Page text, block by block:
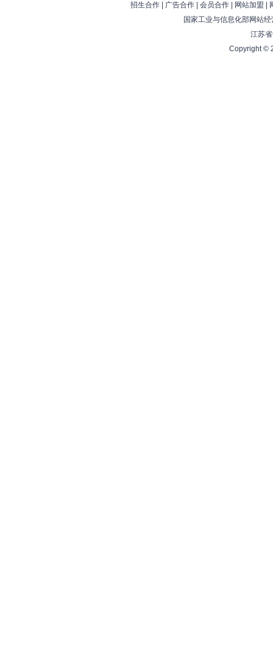
招生合作| 广告合作| 会员合作| 网站加盟
国家工业与信息化部网站
江苏
Copyright ©